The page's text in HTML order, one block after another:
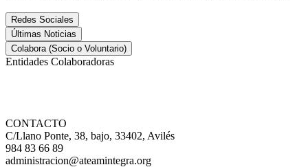
Redes Sociales
Últimas Noticias
Colabora (Socio o Voluntario)
Entidades Colaboradoras
CONTACTO
C/Llano Ponte, 38, bajo, 33402, Avilés
984 83 66 89
administracion@ateamintegra.org